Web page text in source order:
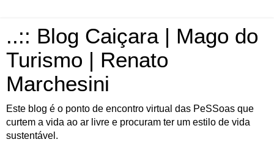
..:: Blog Caiçara | Mago do
Turismo | Renato
Marchesini
Este blog é o ponto de encontro virtual das PeSSoas que
curtem a vida ao ar livre e procuram ter um estilo de vida
sustentável.